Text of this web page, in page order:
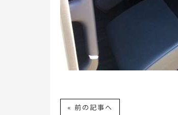
« 前の記事へ